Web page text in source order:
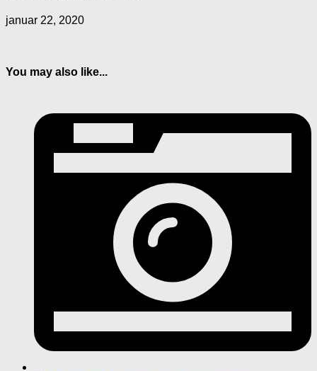
januar 22, 2020
You may also like...